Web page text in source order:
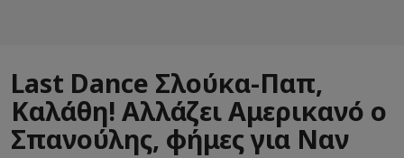
Last Dance Σλούκα-Παπ,
Καλάθη! Αλλάζει Αμερικανό ο
Σπανούλης, φήμες για Ναν